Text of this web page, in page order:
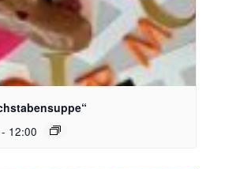
Meinersmann
- 12:00